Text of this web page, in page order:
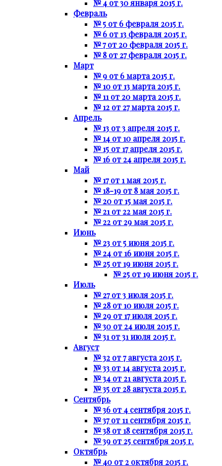
№ 4 от 30 января 2015 г.
Февраль
№ 5 от 6 февраля 2015 г.
№ 6 от 13 февраля 2015 г.
№ 7 от 20 февраля 2015 г.
№ 8 от 27 февраля 2015 г.
Март
№ 9 от 6 марта 2015 г.
№ 10 от 13 марта 2015 г.
№ 11 от 20 марта 2015 г.
№ 12 от 27 марта 2015 г.
Апрель
№ 13 от 3 апреля 2015 г.
№ 14 от 10 апреля 2015 г.
№ 15 от 17 апреля 2015 г.
№ 16 от 24 апреля 2015 г.
Май
№ 17 от 1 мая 2015 г.
№ 18-19 от 8 мая 2015 г.
№ 20 от 15 мая 2015 г.
№ 21 от 22 мая 2015 г.
№ 22 от 29 мая 2015 г.
Июнь
№ 23 от 5 июня 2015 г.
№ 24 от 16 июня 2015 г.
№ 25 от 19 июня 2015 г.
№ 25 от 19 июня 2015 г.
Июль
№ 27 от 3 июля 2015 г.
№ 28 от 10 июля 2015 г.
№ 29 от 17 июля 2015 г.
№ 30 от 24 июля 2015 г.
№ 31 от 31 июля 2015 г.
Август
№ 32 от 7 августа 2015 г.
№ 33 от 14 августа 2015 г.
№ 34 от 21 августа 2015 г.
№ 35 от 28 августа 2015 г.
Сентябрь
№ 36 от 4 сентября 2015 г.
№ 37 от 11 сентября 2015 г.
№ 38 от 18 сентября 2015 г.
№ 39 от 25 сентября 2015 г.
Октябрь
№ 40 от 2 октября 2015 г.